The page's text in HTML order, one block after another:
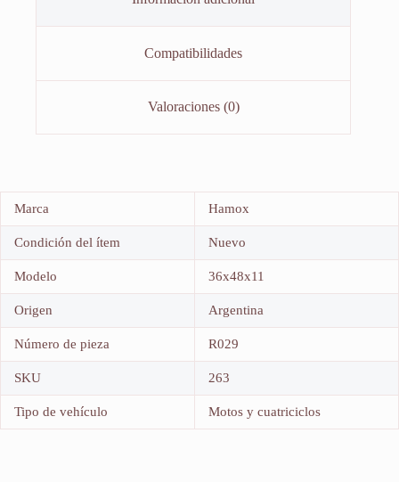
Compatibilidades
Valoraciones (0)
Marca Hamox
Condición del ítem Nuevo
Modelo 36x48x11
Origen Argentina
Número de pieza R029
SKU 263
Tipo de vehículo Motos y cuatriciclos